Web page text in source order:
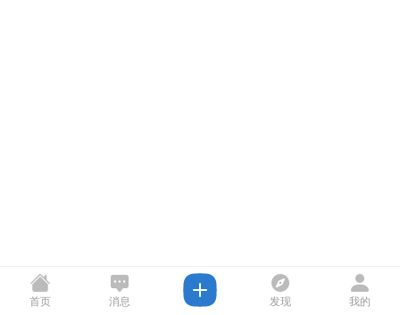
首页 消息 发现 我的